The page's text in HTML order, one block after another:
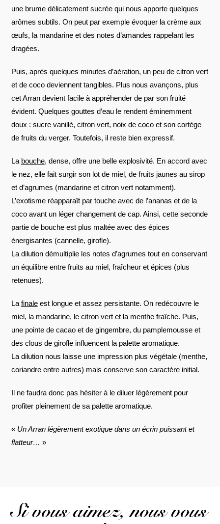
une brume délicatement sucrée qui nous apporte quelques
arômes subtils. On peut par exemple évoquer la crème aux
œufs, la mandarine et des notes d’amandes rappelant les
dragées.
Puis, après quelques minutes d’aération, un peu de citron vert
et de coco deviennent tangibles. Plus nous avançons, plus
cet Arran devient facile à appréhender de par son fruité
évident. Quelques gouttes d’eau le rendent éminemment
doux : sucre vanillé, citron vert, noix de coco et son cortège
de fruits du verger. Toutefois, il reste bien expressif.
La bouche, dense, offre une belle explosivité. En accord avec
le nez, elle fait surgir son lot de miel, de fruits jaunes au sirop
et d’agrumes (mandarine et citron vert notamment).
L’exotisme réapparaît par touche avec de l’ananas et de la
coco avant un léger changement de cap. Ainsi, cette seconde
partie de bouche est plus maltée avec des épices
énergisantes (cannelle, girofle).
La dilution démultiplie les notes d’agrumes tout en conservant
un équilibre entre fruits au miel, fraîcheur et épices (plus
retenues).
La finaleest longue et assez persistante. On redécouvre le
miel, la mandarine, le citron vert et la menthe fraîche. Puis,
une pointe de cacao et de gingembre, du pamplemousse et
des clous de girofle influencent la palette aromatique.
La dilution nous laisse une impression plus végétale (menthe,
coriandre entre autres) mais conserve son caractère initial.
Il ne faudra donc pas hésiter à le diluer légèrement pour
profiter pleinement de sa palette aromatique.
« Un Arran légèrement exotique dans un écrin puissant et
flatteur… »
Si vous aimez, nous vous